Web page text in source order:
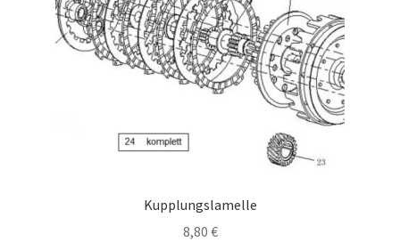
Kupplungslamelle
8,80 €